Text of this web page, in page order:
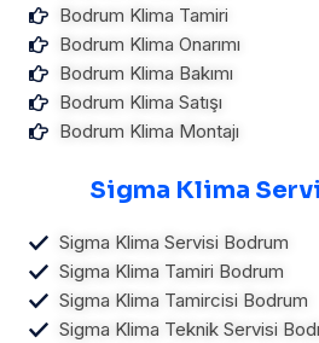
Bodrum Klima Tamiri
Bodrum Klima Onarımı
Bodrum Klima Bakımı
Bodrum Klima Satışı
Bodrum Klima Montajı
Sigma Klima
Sigma Klima Servisi Bodrum
Sigma Klima Tamiri Bodrum
Sigma Klima Tamircisi Bodrum
Sigma Klima Teknik Servisi